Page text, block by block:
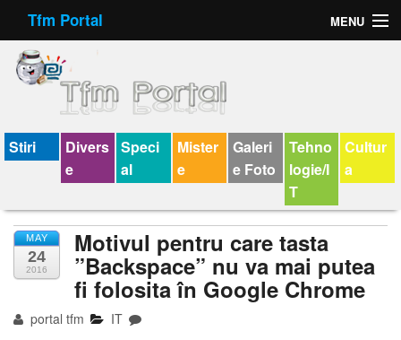
Tfm Portal MENU
Forum
Felicitari animate
Virtual Cards
Jocuri
Horoscop
Stiri
Divers
e
Speci
al
Mister
e
Galeri
e Foto
Tehno
logie/I
T
Cultur
a
MAY
24
2016
Motivul pentru care tasta
”Backspace” nu va mai putea
fi folosita în Google Chrome
portal tfm IT